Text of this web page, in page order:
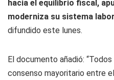
hacia el equilibrio fiscal,
moderniza su sistema
difundido este lunes.
El documento añadió:
consenso mayoritario entre